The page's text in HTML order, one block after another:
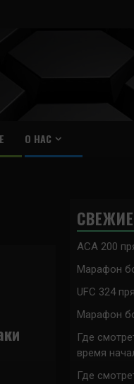
О НАС
ACA 200
Марафон
UFC 324
Марафон
Где
время
Где